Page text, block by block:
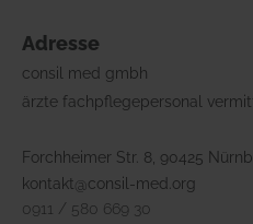
Adresse
consil med gmbh
ärzte fachpflegepersonal
Forchheimer Str. 8, 90425
kontakt@consil-med.org
0911 / 580 669 30